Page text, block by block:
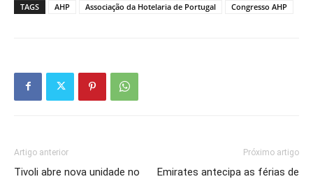
TAGS AHP Associação da Hotelaria de Portugal Congresso AHP
Artigo anterior
Tivoli abre nova unidade no
Próximo artigo
Emirates antecipa as férias de